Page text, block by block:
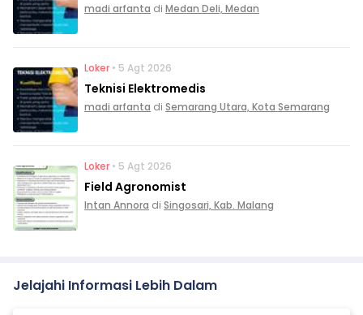
madi arfanta di Medan Deli, Medan
Loker • 5 Agt 2026
Teknisi Elektromedis
madi arfanta di Semarang Utara, Kota Semarang
Loker • 5 Agt 2026
Field Agronomist
Intan Annora di Singosari, Kab. Malang
Jelajahi Informasi Lebih Dalam